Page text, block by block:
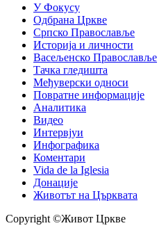
У Фокусу
Одбрана Цркве
Српско Православље
Историја и личности
Васељенско Православље
Тачка гледишта
Међуверски односи
Повратне информације
Аналитика
Видео
Интервјуи
Инфографика
Коментари
Vida de la Iglesia
Донације
Животът на Църквата
Copyright ©Живот Цркве